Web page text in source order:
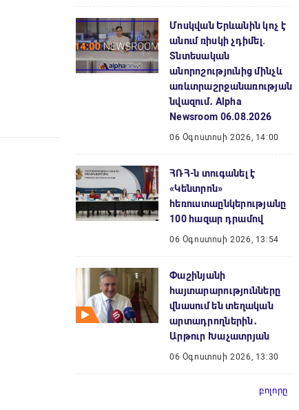
Մոսկվան Երևանին կոչ է
անում ռիսկի չդիմել.
Տնտեսական
անորոշությունից մինչև
առևտրաշրջանառության
նվազում․ Alpha
Newsroom 06.08.2026
06 Օգոստոսի 2026, 14:00
ՀՌՀ-ն տուգանել է
«Կենտրոն»
հեռուստաընկերությանը
100 հազար դրամով
06 Օգոստոսի 2026, 13:54
Փաշինյանի
հայտարարությունները
վնասում են տեղական
արտադրողներին․
Արթուր Խաչատրյան
06 Օգոստոսի 2026, 13:30
բոլորը